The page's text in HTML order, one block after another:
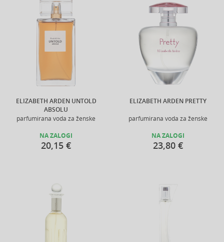
ELIZABETH ARDEN UNTOLD
ABSOLU
parfumirana voda za ženske
NA ZALOGI
20,15 €
ELIZABETH ARDEN PRETTY
parfumirana voda za ženske
NA ZALOGI
23,80 €